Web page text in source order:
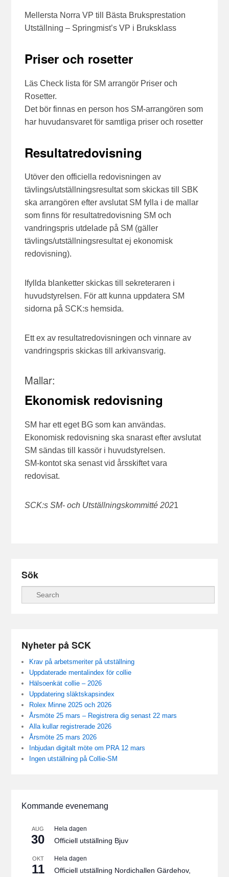
Mellersta Norra VP till Bästa Bruksprestation
Utställning – Springmist’s VP i Bruksklass
Priser och rosetter
Läs Check lista för SM arrangör Priser och
Rosetter.
Det bör finnas en person hos SM-arrangören som
har huvudansvaret för samtliga priser och rosetter
Resultatredovisning
Utöver den officiella redovisningen av
tävlings/utställningsresultat som skickas till SBK
ska arrangören efter avslutat SM fylla i de mallar
som finns för resultatredovisning SM och
vandringspris utdelade på SM (gäller
tävlings/utställningsresultat ej ekonomisk
redovisning).
Ifyllda blanketter skickas till sekreteraren i
huvudstyrelsen. För att kunna uppdatera SM
sidorna på SCK:s hemsida.
Ett ex av resultatredovisningen och vinnare av
vandringspris skickas till arkivansvarig.
Mallar:
Ekonomisk redovisning
SM har ett eget BG som kan användas.
Ekonomisk redovisning ska snarast efter avslutat
SM sändas till kassör i huvudstyrelsen.
SM-kontot ska senast vid årsskiftet vara
redovisat.
SCK:s SM- och Utställningskommitté 2021
Sök
Nyheter på SCK
Krav på arbetsmeriter på utställning
Uppdaterade mentalindex för collie
Hälsoenkät collie – 2026
Uppdatering släktskapsindex
Rolex Minne 2025 och 2026
Årsmöte 25 mars – Registrera dig senast 22 mars
Alla kullar registrerade 2026
Årsmöte 25 mars 2026
Inbjudan digitalt möte om PRA 12 mars
Ingen utställning på Collie-SM
Kommande evenemang
AUG
30
Hela dagen
Officiell utställning Bjuv
OKT
11
Hela dagen
Officiell utställning Nordichallen Gärdehov,